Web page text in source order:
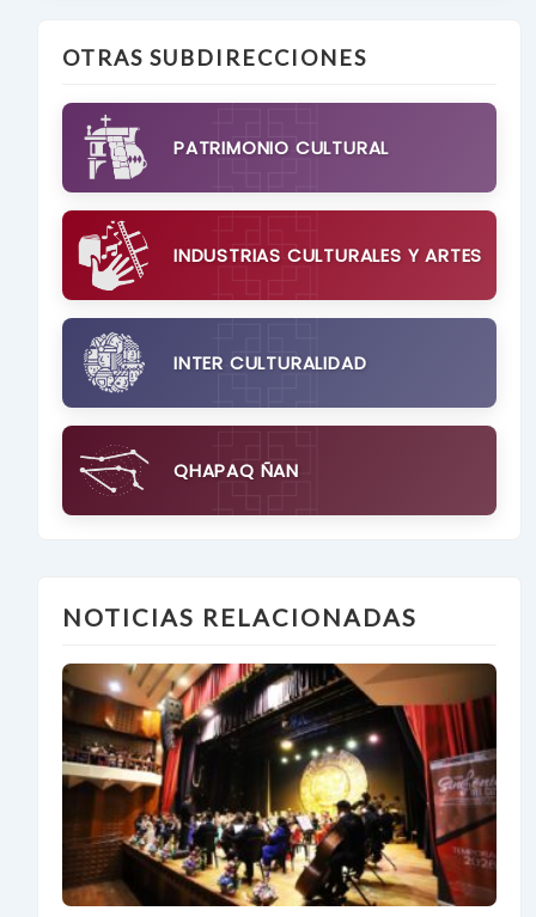
OTRAS SUBDIRECCIONES
PATRIMONIO CULTURAL
INDUSTRIAS CULTURALES Y ARTES
INTER CULTURALIDAD
QHAPAQ ÑAN
NOTICIAS RELACIONADAS